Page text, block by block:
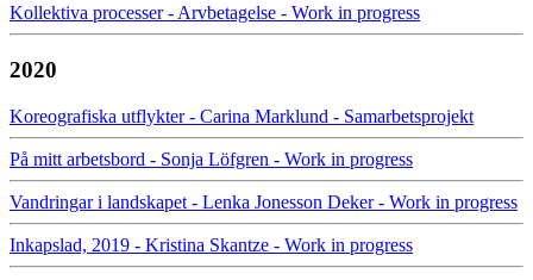
Kollektiva processer - Arvbetagelse - Work in progress
2020
Koreografiska utflykter - Carina Marklund - Samarbetsprojekt
På mitt arbetsbord - Sonja Löfgren - Work in progress
Vandringar i landskapet - Lenka Jonesson Deker - Work in progress
Inkapslad, 2019 - Kristina Skantze - Work in progress